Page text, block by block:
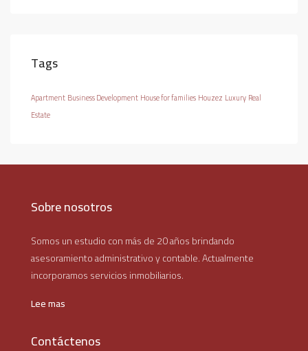
Tags
Apartment Business Development House for families Houzez Luxury Real
Estate
Sobre nosotros
Somos un estudio con más de 20 años brindando
asesoramiento administrativo y contable. Actualmente
incorporamos servicios inmobiliarios.
Lee mas
Contáctenos